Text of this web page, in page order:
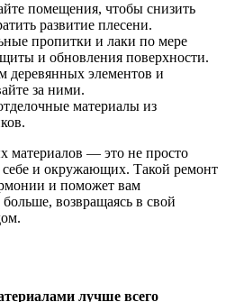
помещения, чтобы снизить
развитие плесени.
пропитки и лаки по мере
и обновления поверхности.
деревянных элементов и
за ними.
материалы из
материалов — это не просто
себе и окружающих. Такой ремонт
и поможет вам
возвращаясь в свой
лучше всего